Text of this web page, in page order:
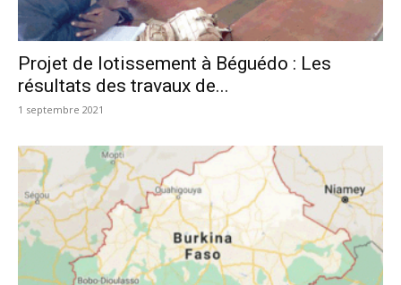
Projet de lotissement à Béguédo : Les
résultats des travaux de...
1 septembre 2021